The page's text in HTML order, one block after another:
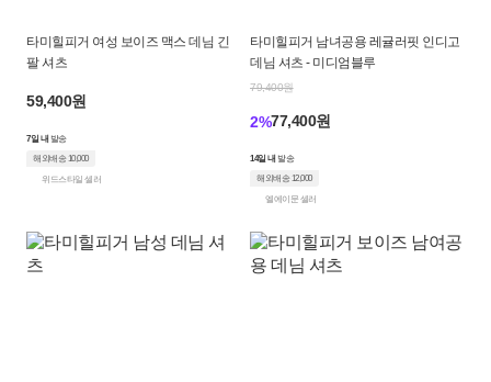
타미힐피거 여성 보이즈 맥스 데님 긴
팔 셔츠
59,400원
7일 내 발송
해외배송 10,000
위드스타일 셀러
타미힐피거 남녀공용 레귤러핏 인디고
데님 셔츠 - 미디엄블루
79,400원
2%77,400원
14일 내 발송
해외배송 12,000
엘에이문 셀러